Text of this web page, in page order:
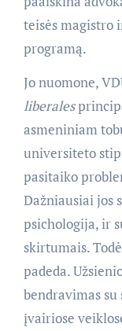
teisės magistro
programą.
Jo nuomone,
liberales
asmeniniam
universiteto
pasitaiko
Dažniausiai jos
psichologija, ir
skirtumais.
padeda.
bendravimas
įvairiose